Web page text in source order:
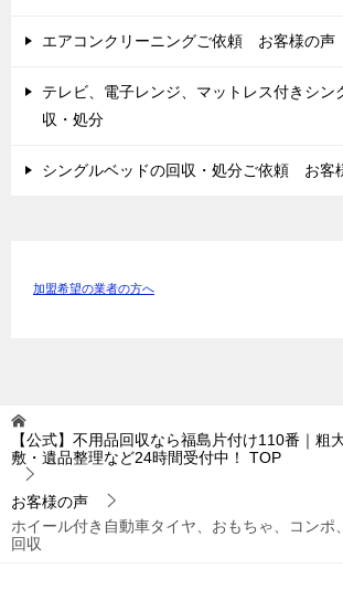
エアコンクリーニングご依頼 お客様の声
テレビ、電子レンジ、マットレス付きシン
収・処分
シングルベッドの回収・処分ご依頼 お客
加盟希望の業者の方へ
【公式】不用品回収なら福島片付け110番｜粗
敷・遺品整理など24時間受付中！
TOP
お客様の声
ホイール付き自動車タイヤ、おもちゃ、コンポ
回収